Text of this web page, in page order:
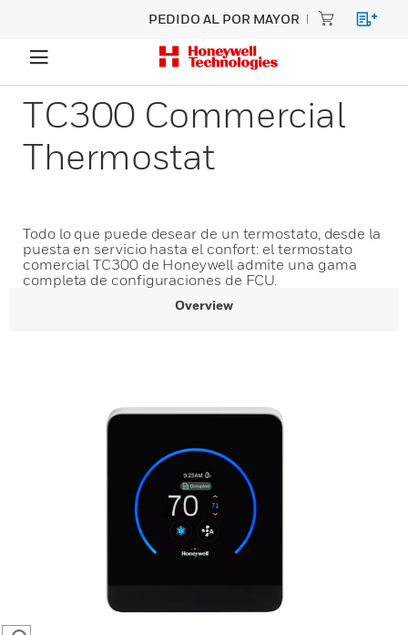
PEDIDO AL POR MAYOR
TC300 Commercial
Thermostat
Todo lo que puede desear de un termostato, desde la
puesta en servicio hasta el confort: el termostato
comercial TC300 de Honeywell admite una gama
completa de configuraciones de FCU.
Overview